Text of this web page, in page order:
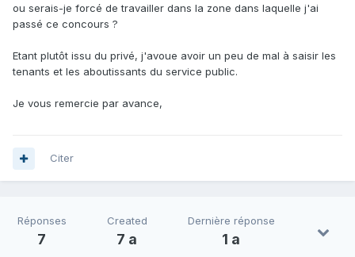
ou serais-je forcé de travailler dans la zone dans laquelle j'ai
passé ce concours ?
Etant plutôt issu du privé, j'avoue avoir un peu de mal à saisir les
tenants et les aboutissants du service public.
Je vous remercie par avance,
Citer
Réponses
7
Created
7 a
Dernière réponse
1 a